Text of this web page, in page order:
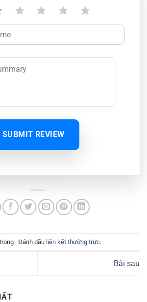
SUBMIT REVIEW
. Đánh dấu liên kết thường trực.
Bài sau